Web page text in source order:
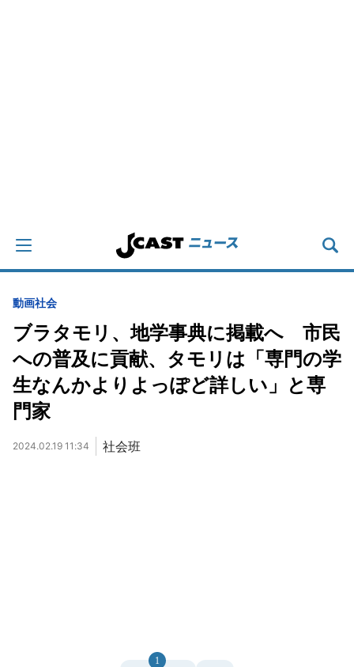
動画社会
ブラタモリ、地学事典に掲載へ 市民
への普及に貢献、タモリは「専門の学
生なんかよりよっぽど詳しい」と専
門家
2024.02.19 11:34 社会班
1